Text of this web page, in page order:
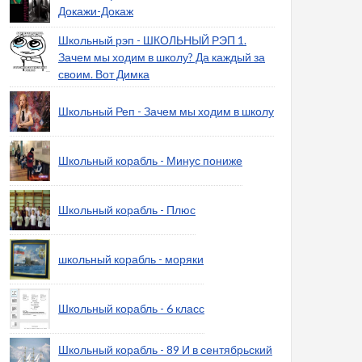
Докажи-Докаж
Школьный рэп - ШКОЛЬНЫЙ РЭП 1.
Зачем мы ходим в школу? Да каждый за
своим. Вот Димка
Школьный Реп - Зачем мы ходим в школу
Школьный корабль - Минус пониже
Школьный корабль - Плюс
школьный корабль - моряки
Школьный корабль - 6 класс
Школьный корабль - 89 И в сентябрьский